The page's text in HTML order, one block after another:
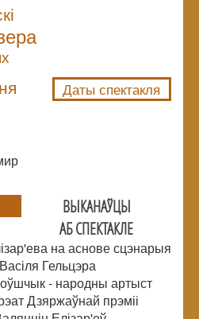
Даты спектакля
ВЫКАНАЎЦЫ
АБ СПЕКТАКЛЕ
на аснове сцэнарыя
Гельцэра
- народны артыст
Дзяржаўнай прэміі